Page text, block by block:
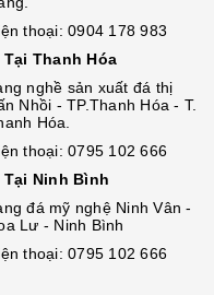
thoại: 0904 178 983
Tại Thanh Hóa
nghề sản xuất đá thị
Nhồi - TP.Thanh Hóa - T.
Hóa.
thoại: 0795 102 666
Tại Ninh Bình
đá mỹ nghệ Ninh Vân -
Lư - Ninh Bình
thoại: 0795 102 666